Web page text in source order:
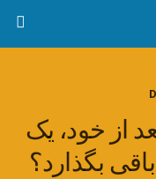
از خود، یک
بگذارد؟